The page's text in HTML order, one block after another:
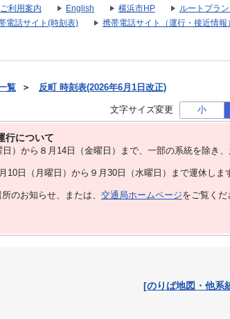
ご利用案内 English 横浜市HP ルートプラ
電話サイト(時刻表) 携帯電話サイト（運行・接近情報）
覧 ＞ 反町 時刻表(2026年6月1日改正)
文字サイズ変更 小
行について
）から８⽉14⽇（金曜日）まで、⼀部の系統を除き
日（月曜日）から９月30日（水曜日）まで運休しま
のお知らせ、または、 交通局ホームページをご覧くだ
[のりば地図・他系